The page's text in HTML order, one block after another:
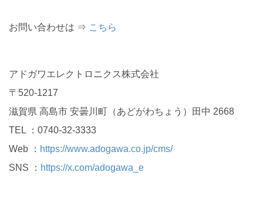
お問い合わせは ⇒ こちら
アドガワエレクトロニクス株式会社
〒520-1217
滋賀県 高島市 安曇川町（あどがわちょう）田中 2668
TEL ：0740-32-3333
Web ： https://www.adogawa.co.jp/cms/
SNS ： https://x.com/adogawa_e